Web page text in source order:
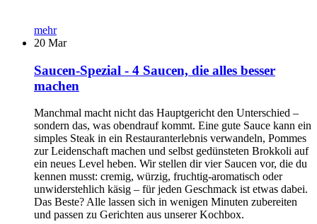
mehr
20 Mar
Saucen-Spezial - 4 Saucen, die alles besser
machen
Manchmal macht nicht das Hauptgericht den Unterschied –
sondern das, was obendrauf kommt. Eine gute Sauce kann ein
simples Steak in ein Restauranterlebnis verwandeln, Pommes
zur Leidenschaft machen und selbst gedünsteten Brokkoli auf
ein neues Level heben. Wir stellen dir vier Saucen vor, die du
kennen musst: cremig, würzig, fruchtig-aromatisch oder
unwiderstehlich käsig – für jeden Geschmack ist etwas dabei.
Das Beste? Alle lassen sich in wenigen Minuten zubereiten
und passen zu Gerichten aus unserer Kochbox.